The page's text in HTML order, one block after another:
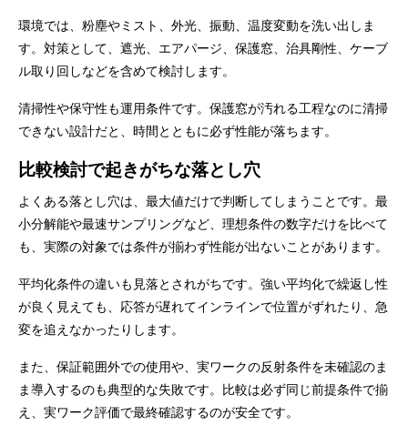
環境では、粉塵やミスト、外光、振動、温度変動を洗い出しま
す。対策として、遮光、エアパージ、保護窓、治具剛性、ケーブ
ル取り回しなどを含めて検討します。
清掃性や保守性も運用条件です。保護窓が汚れる工程なのに清掃
できない設計だと、時間とともに必ず性能が落ちます。
比較検討で起きがちな落とし穴
よくある落とし穴は、最大値だけで判断してしまうことです。最
小分解能や最速サンプリングなど、理想条件の数字だけを比べて
も、実際の対象では条件が揃わず性能が出ないことがあります。
平均化条件の違いも見落とされがちです。強い平均化で繰返し性
が良く見えても、応答が遅れてインラインで位置がずれたり、急
変を追えなかったりします。
また、保証範囲外での使用や、実ワークの反射条件を未確認のま
ま導入するのも典型的な失敗です。比較は必ず同じ前提条件で揃
え、実ワーク評価で最終確認するのが安全です。